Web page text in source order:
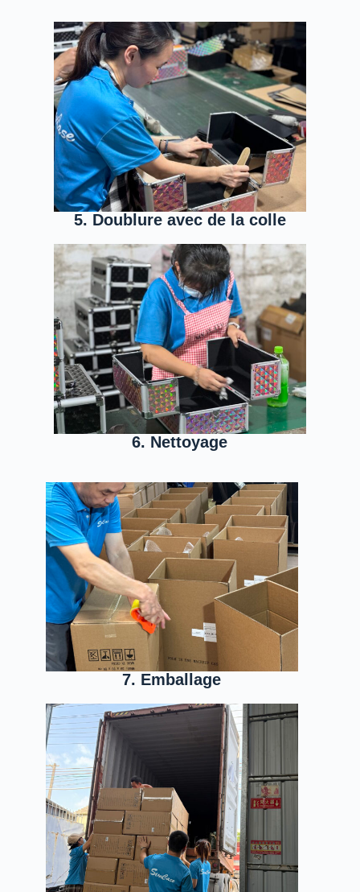
5. Doublure avec de la colle
6. Nettoyage
7. Emballage